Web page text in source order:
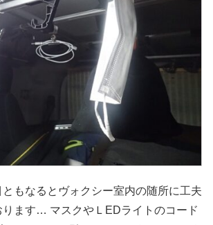
もなるとヴォクシー室内の随所に工夫
ります… マスクやＬEDライトのコード